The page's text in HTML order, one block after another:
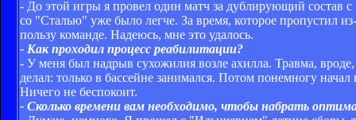
- До этой игры я провел один матч за дублирующий состав
со "Сталью" уже было легче. За время, которое пропустил
пользу команде. Надеюсь, мне это удалось.
- Как проходил процесс реабилитации?
- У меня был надрыв сухожилия возле ахилла. Травма,
делал: только в бассейне занимался. Потом понемногу
Ничего не беспокоит.
- Сколько времени вам необходимо, чтобы набрать